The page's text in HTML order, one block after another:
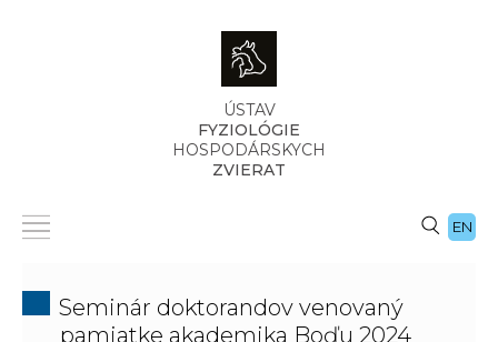
ÚSTAV
FYZIOLÓGIE
HOSPODÁRSKYCH
ZVIERAT
EN
Seminár doktorandov venovaný
pamiatke akademika Boďu 2024